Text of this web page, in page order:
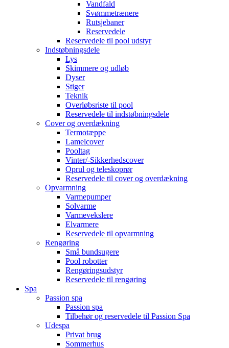
Vandfald
Svømmetrænere
Rutsjebaner
Reservedele
Reservedele til pool udstyr
Indstøbningsdele
Lys
Skimmere og udløb
Dyser
Stiger
Teknik
Overløbsriste til pool
Reservedele til indstøbningsdele
Cover og overdækning
Termotæppe
Lamelcover
Pooltag
Vinter/-Sikkerhedscover
Oprul og teleskoprør
Reservedele til cover og overdækning
Opvarmning
Varmepumper
Solvarme
Varmevekslere
Elvarmere
Reservedele til opvarmning
Rengøring
Små bundsugere
Pool robotter
Rengøringsudstyr
Reservedele til rengøring
Spa
Passion spa
Passion spa
Tilbehør og reservedele til Passion Spa
Udespa
Privat brug
Sommerhus